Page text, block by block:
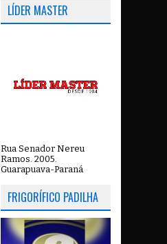
LÍDER MASTER
Rua Senador Nereu
Ramos. 2005.
Guarapuava-Paraná
FRIGORÍFICO PADILHA